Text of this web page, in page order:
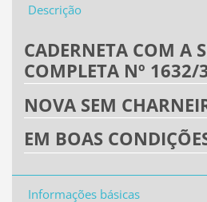
Descrição
CADERNETA COM A
COMPLETA Nº 1632/
NOVA SEM
EM BOAS
Informações básicas